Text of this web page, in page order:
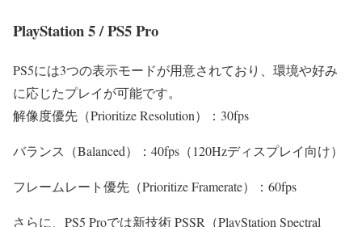
PlayStation 5 / PS5 Pro
PS5には3つの表示モードが用意されており、環境や好み
に応じたプレイが可能です。
解像度優先（Prioritize Resolution）：30fps
バランス（Balanced）：40fps（120Hzディスプレイ向け）
フレームレート優先（Prioritize Framerate）：60fps
さらに、PS5 Proでは新技術 PSSR（PlayStation Spectral